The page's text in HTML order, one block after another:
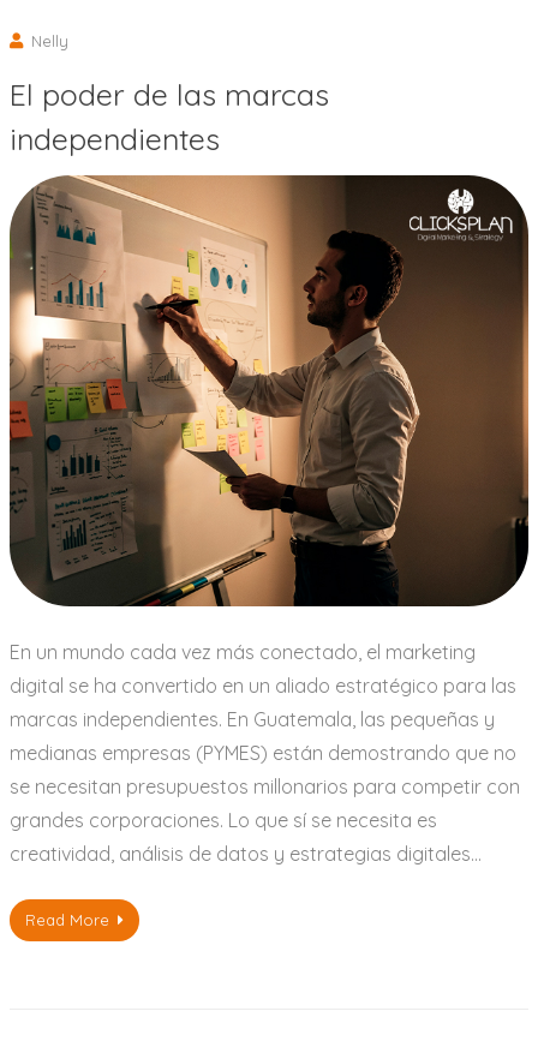
Nelly
El poder de las marcas
independientes
En un mundo cada vez más conectado, el marketing
digital se ha convertido en un aliado estratégico para las
marcas independientes. En Guatemala, las pequeñas y
medianas empresas (PYMES) están demostrando que no
se necesitan presupuestos millonarios para competir con
grandes corporaciones. Lo que sí se necesita es
creatividad, análisis de datos y estrategias digitales…
Read More